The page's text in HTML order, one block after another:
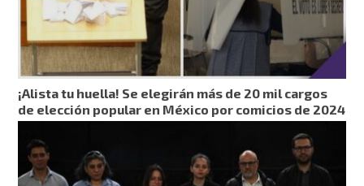
¡Alista tu huella! Se elegirán más de 20 mil cargos
de elección popular en México por comicios de 2024